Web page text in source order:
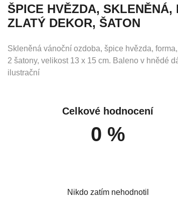
ŠPICE HVĚZDA,
ZLATÝ DEKOR, ŠATON
Skleněná vánoční ozdoba, špice hvězda,
2 šatony, velikost 13 x 15 cm. Baleno v hnědé
ilustrační
Celkové hodnocení
0 %
Nikdo zatím nehodnotil